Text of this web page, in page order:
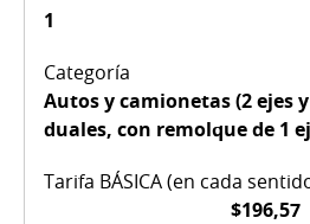
1
Autos y camionetas (2 ejes
duales, con remolque de 1
$196,57